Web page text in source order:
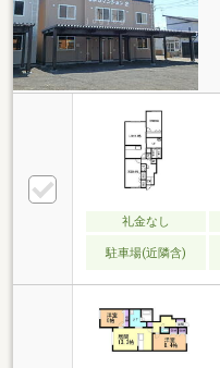
礼金なし
駐車場(近隣含)